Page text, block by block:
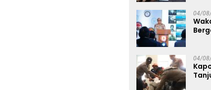
04/
04/